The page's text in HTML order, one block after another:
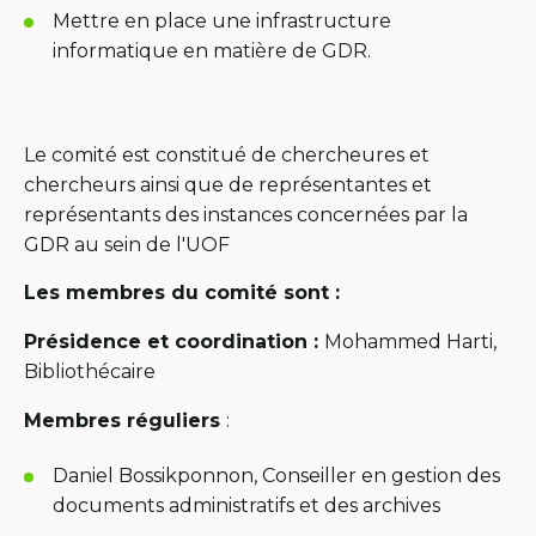
Mettre en place une infrastructure
informatique en matière de GDR.
Le comité est constitué de chercheures et
chercheurs ainsi que de représentantes et
représentants des instances concernées par la
GDR au sein de l'UOF
Les membres du comité sont :
Présidence et coordination : Mohammed Harti,
Bibliothécaire
Membres réguliers :
Daniel Bossikponnon, Conseiller en gestion des
documents administratifs et des archives